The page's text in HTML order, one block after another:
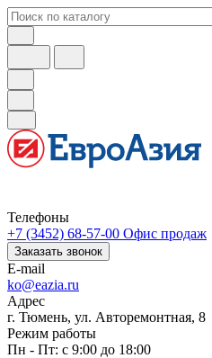
Телефоны
+7 (3452) 68-57-00 Офис продаж
Заказать звонок
E-mail
ko@eazia.ru
Адрес
г. Тюмень, ул. Авторемонтная, 8
Режим работы
Пн - Пт: с 9:00 до 18:00